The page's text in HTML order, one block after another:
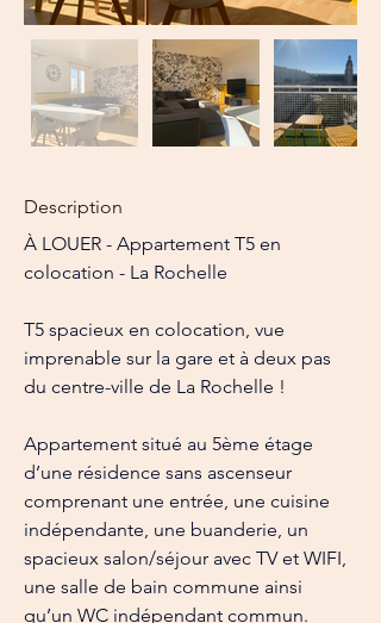
Description
À LOUER - Appartement T5 en
colocation - La Rochelle
T5 spacieux en colocation, vue
imprenable sur la gare et à deux pas
du centre-ville de La Rochelle !
Appartement situé au 5ème étage
d’une résidence sans ascenseur
comprenant une entrée, une cuisine
indépendante, une buanderie, un
spacieux salon/séjour avec TV et WIFI,
une salle de bain commune ainsi
qu’un WC indépendant commun.